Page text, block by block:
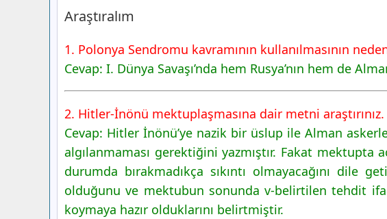
12. Sınıf Çağdaş Türk ve Dünya Tarihi MEB Yayınları
4. Etkinlik
Araştıralım
1. Polonya Sendromu kavramının kullanılmasının
Cevap: I. Dünya Savaşı’nda hem Rusya’nın hem de
2. Hitler-İnönü mektuplaşmasına dair metni araştırınız.
Cevap: Hitler İnönü’ye nazik bir üslup ile Alman
algılanmaması gerektiğini yazmıştır. Fakat
durumda bırakmadıkça sıkıntı olmayacağını
olduğunu ve mektubun sonunda v-belirtilen tehdit
koymaya hazır olduklarını belirtmiştir.